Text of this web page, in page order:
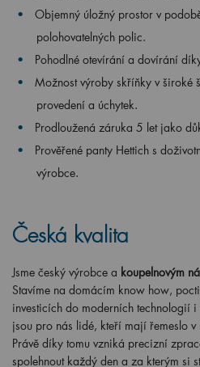
Objemný úložný prostor v
polohovatelných polic.
Pohodlné otevírání a dovírání
Možnost výroby skříňky v široké
provedení a úchytek.
Prodloužená záruka 5 let jako
Prověřené panty Hettich s
výrobce.
Česká kvalita
Jsme český výrobce a koupelnovým
Stavíme na domácím know how,
investicích do moderních technologií
jsou pro nás lidé, kteří mají řemeslo
Právě díky tomu vzniká precizní
spolehnout každý den a za kterým si